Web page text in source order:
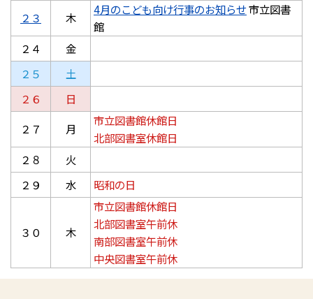
２３
木
4月のこども向け行事のお知らせ市立図書
館
２４
金
２５
土
２６
日
２７
月
市立図書館休館日
北部図書室休館日
２８
火
２９
水 昭和の日
３０ 木
市立図書館休館日
北部図書室午前休
南部図書室午前休
中央図書室午前休